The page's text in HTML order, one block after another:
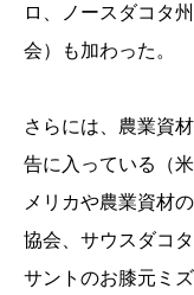
ロ、ノースダコタ
会）も加わった。
さらには、農業資
告に入っている（
メリカや農業資材
協会、サウスダコ
サントのお膝元ミ